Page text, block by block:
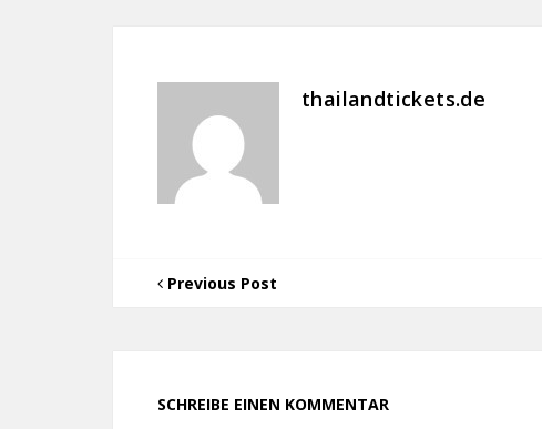
thailandtickets.de
Previous Post
SCHREIBE EINEN KOMMENTAR